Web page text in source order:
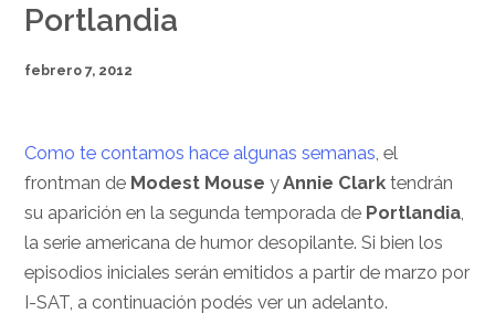
Cigarrillos en la cama
Portlandia
febrero 7, 2012
Como te contamos hace algunas semanas, el
frontman de Modest Mouse yAnnie Clark tendrán
su aparición en la segunda temporada de Portlandia,
la serie americana de humor desopilante. Si bien los
episodios iniciales serán emitidos a partir de marzo por
I-SAT, a continuación podés ver un adelanto.